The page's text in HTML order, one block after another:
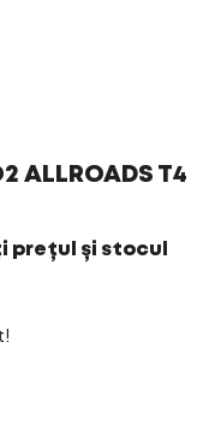
ALLROADS T4
și stocul